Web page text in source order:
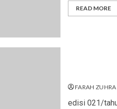
READ MORE
FARAH ZUHRA
edisi 021/